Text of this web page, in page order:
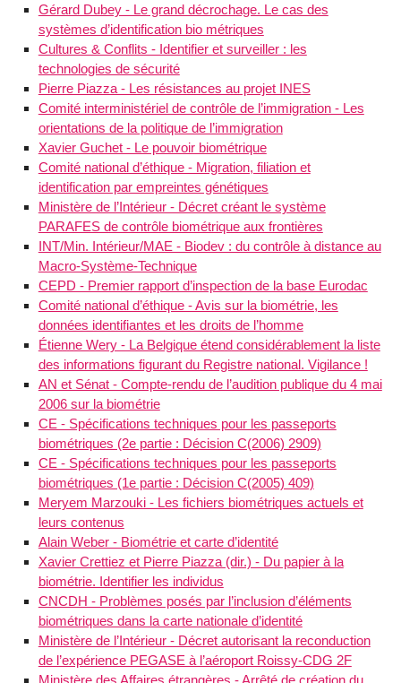
Gérard Dubey - Le grand décrochage. Le cas des
systèmes d’identification bio métriques
Cultures & Conflits - Identifier et surveiller : les
technologies de sécurité
Pierre Piazza - Les résistances au projet INES
Comité interministériel de contrôle de l’immigration - Les
orientations de la politique de l’immigration
Xavier Guchet - Le pouvoir biométrique
Comité national d’éthique - Migration, filiation et
identification par empreintes génétiques
Ministère de l’Intérieur - Décret créant le système
PARAFES de contrôle biométrique aux frontières
INT/Min. Intérieur/MAE - Biodev : du contrôle à distance au
Macro-Système-Technique
CEPD - Premier rapport d’inspection de la base Eurodac
Comité national d’éthique - Avis sur la biométrie, les
données identifiantes et les droits de l’homme
Étienne Wery - La Belgique étend considérablement la liste
des informations figurant du Registre national. Vigilance !
AN et Sénat - Compte-rendu de l’audition publique du 4 mai
2006 sur la biométrie
CE - Spécifications techniques pour les passeports
biométriques (2e partie : Décision C(2006) 2909)
CE - Spécifications techniques pour les passeports
biométriques (1e partie : Décision C(2005) 409)
Meryem Marzouki - Les fichiers biométriques actuels et
leurs contenus
Alain Weber - Biométrie et carte d’identité
Xavier Crettiez et Pierre Piazza (dir.) - Du papier à la
biométrie. Identifier les individus
CNCDH - Problèmes posés par l’inclusion d’éléments
biométriques dans la carte nationale d’identité
Ministère de l’Intérieur - Décret autorisant la reconduction
de l’expérience PEGASE à l’aéroport Roissy-CDG 2F
Ministère des Affaires étrangères - Arrêté de création du